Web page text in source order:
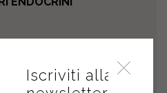
Iscriviti alla